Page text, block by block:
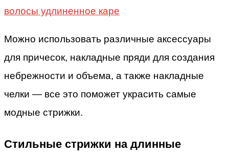
Можно использовать различные аксессуары
для причесок, накладные пряди для создания
небрежности и объема, а также накладные
челки — все это поможет украсить самые
модные стрижки.
Стильные стрижки на длинные